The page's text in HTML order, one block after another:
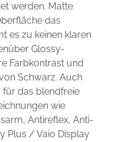
werden. Matte
das
es zu keinen klaren
Glossy-
Farbkontrast und
Schwarz. Auch
für das blendfreie
wie
Antireflex, Anti-
Plus / Vaio Display